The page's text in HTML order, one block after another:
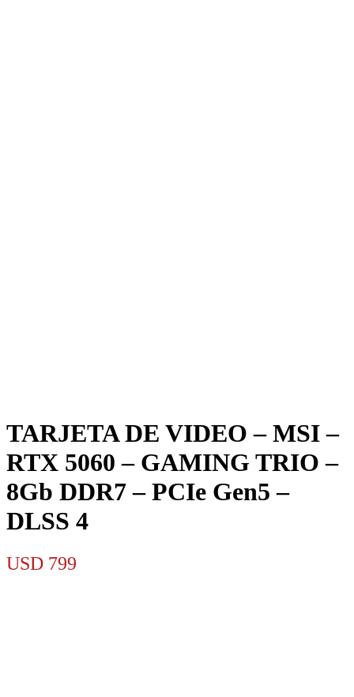
TARJETA DE VIDEO – MSI –
RTX 5060 – GAMING TRIO –
8Gb DDR7 – PCIe Gen5 –
DLSS 4
USD 799